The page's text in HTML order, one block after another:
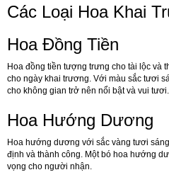
Các Loại Hoa Khai
Hoa Đồng Tiền
Hoa đồng tiền tượng trưng cho tài lộc và
cho ngày khai trương. Với màu sắc tươi
cho không gian trở nên nổi bật và vui tươi.
Hoa Hướng Dương
Hoa hướng dương với sắc vàng tươi
định và thành công. Một bó hoa hướng
vọng cho người nhận.